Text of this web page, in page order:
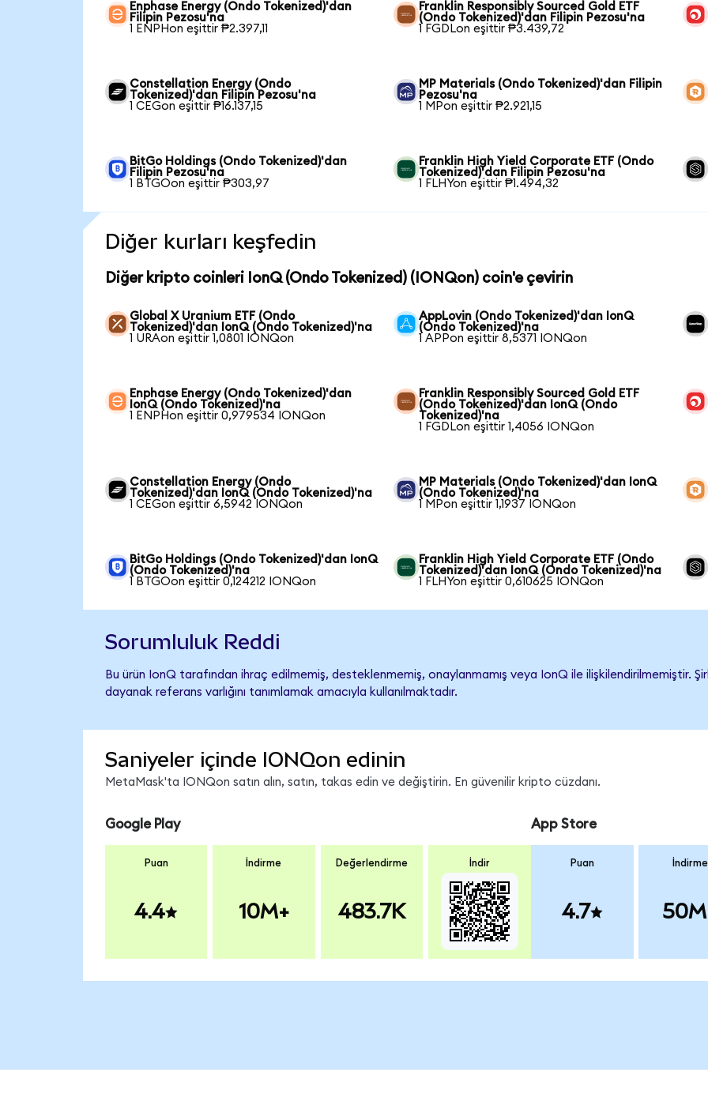
Enphase Energy (Ondo Tokenized)'dan
Filipin Pezosu'na
1 ENPHon eşittir ₱2.397,11
Franklin Responsibly Sourced Gold ETF
(Ondo Tokenized)'dan Filipin Pezosu'na
1 FGDLon eşittir ₱3.439,72
Constellation Energy (Ondo
Tokenized)'dan Filipin Pezosu'na
1 CEGon eşittir ₱16.137,15
MP Materials (Ondo Tokenized)'dan Filipin
Pezosu'na
1 MPon eşittir ₱2.921,15
BitGo Holdings (Ondo Tokenized)'dan
Filipin Pezosu'na
1 BTGOon eşittir ₱303,97
Franklin High Yield Corporate ETF (Ondo
Tokenized)'dan Filipin Pezosu'na
1 FLHYon eşittir ₱1.494,32
Diğer kurları keşfedin
Diğer kripto coinleri IonQ (Ondo Tokenized) (IONQon) coin'e çevirin
Global X Uranium ETF (Ondo
Tokenized)'dan IonQ (Ondo Tokenized)'na
1 URAon eşittir 1,0801 IONQon
AppLovin (Ondo Tokenized)'dan IonQ
(Ondo Tokenized)'na
1 APPon eşittir 8,5371 IONQon
Enphase Energy (Ondo Tokenized)'dan
IonQ (Ondo Tokenized)'na
1 ENPHon eşittir 0,979534 IONQon
Franklin Responsibly Sourced Gold ETF
(Ondo Tokenized)'dan IonQ (Ondo
Tokenized)'na
1 FGDLon eşittir 1,4056 IONQon
Constellation Energy (Ondo
Tokenized)'dan IonQ (Ondo Tokenized)'na
1 CEGon eşittir 6,5942 IONQon
MP Materials (Ondo Tokenized)'dan IonQ
(Ondo Tokenized)'na
1 MPon eşittir 1,1937 IONQon
BitGo Holdings (Ondo Tokenized)'dan IonQ
(Ondo Tokenized)'na
1 BTGOon eşittir 0,124212 IONQon
Franklin High Yield Corporate ETF (Ondo
Tokenized)'dan IonQ (Ondo Tokenized)'na
1 FLHYon eşittir 0,610625 IONQon
Sorumluluk Reddi
Bu ürün IonQ tarafından ihraç edilmemiş, desteklenmemiş, onaylanmamış veya IonQ ile ilişkilendirilmemiştir.
dayanak referans varlığını tanımlamak amacıyla kullanılmaktadır.
Saniyeler içinde IONQon edinin
MetaMask'ta IONQon satın alın, satın, takas edin ve değiştirin. En güvenilir kripto cüzdanı.
Google Play
Puan
4.4
İndirme
10M+
Değerlendirme
483.7K
İndir
App Store
Puan
4.7
İndirme